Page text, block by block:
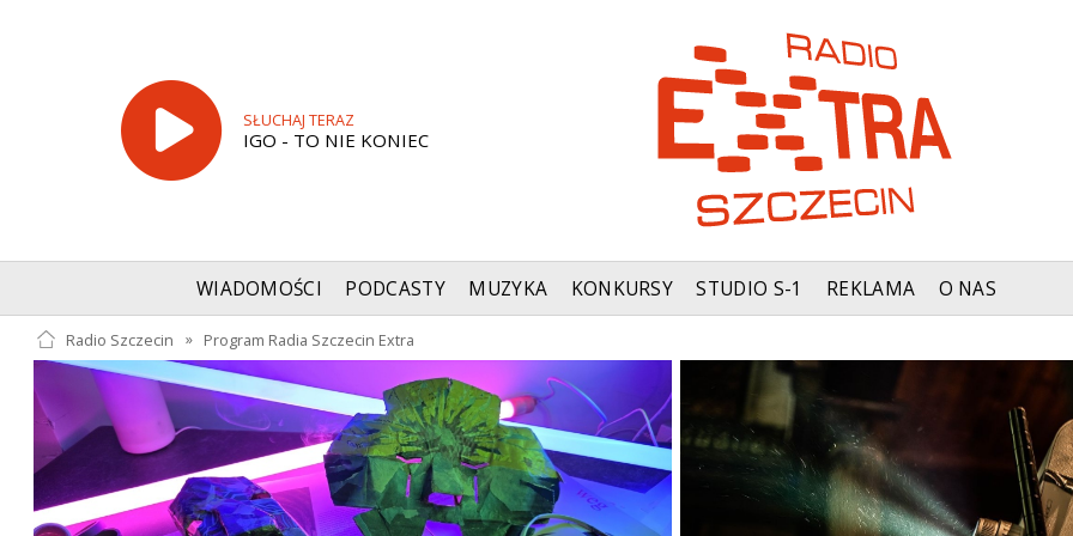
SŁUCHAJ TERAZ
IGO - TO NIE KONIEC
WIADOMOŚCI PODCASTY MUZYKA KONKURSY STUDIO S-1 REKLAMA O NAS
Radio Szczecin » Program Radia Szczecin Extra